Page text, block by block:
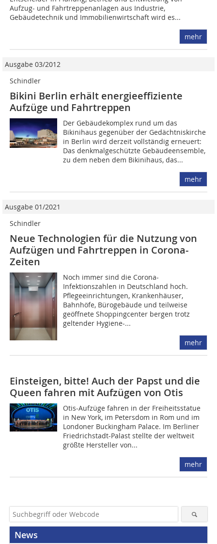
Aufzug- und Fahrtreppen­anlagen aus Industrie,
Gebäudetechnik und Immobilienwirtschaft wird es...
mehr
Ausgabe 03/2012
Schindler
Bikini Berlin erhält energieeffiziente
Aufzüge und Fahrtreppen
Der Gebäudekomplex rund um das
Bikinihaus gegenüber der Gedächtniskirche
in Berlin wird derzeit vollständig erneuert:
Das denkmalgeschützte Gebäudeensemble,
zu dem neben dem Bikinihaus, das...
mehr
Ausgabe 01/2021
Schindler
Neue Technologien für die Nutzung von
Aufzügen und Fahrtreppen in Corona-
Zeiten
Noch immer sind die Corona-
Infektionszahlen in Deutschland hoch.
Pflegeeinrichtungen, Krankenhäuser,
Bahnhöfe, Bürogebäude und teilweise
geöffnete Shoppingcenter bergen trotz
geltender Hygiene-...
mehr
Einsteigen, bitte! Auch der Papst und die
Queen fahren mit Aufzügen von Otis
Otis-Aufzüge fahren in der Freiheitsstatue
in New York, im Petersdom in Rom und im
Londoner Buckingham Palace. Im Berliner
Friedrichstadt-Palast stellte der weltweit
größte Hersteller von...
mehr
News